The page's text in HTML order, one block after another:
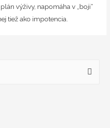
výživy, napomáha v „boji“
tiež ako impotencia.